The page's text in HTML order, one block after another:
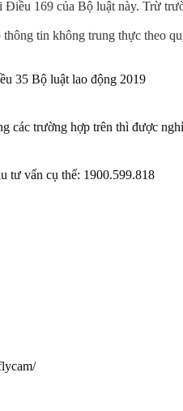
169 của Bộ luật này. Trừ
tin không trung thực theo
35 Bộ luật lao động 2019
các trường hợp trên thì được
tư vấn cụ thể: 1900.599.818